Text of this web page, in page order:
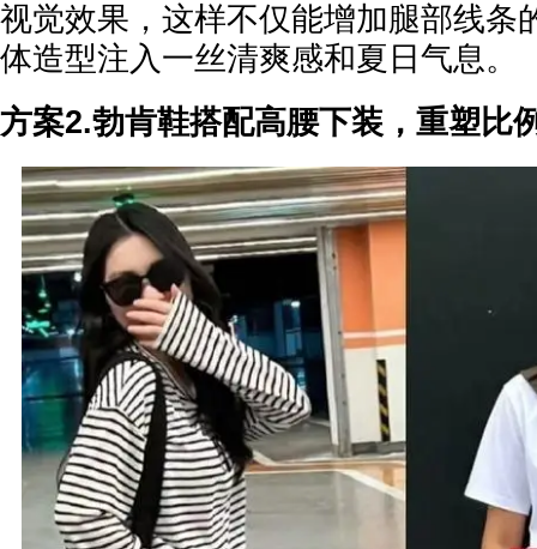
视觉效果，这样不仅能增加腿部线条
体造型注入一丝清爽感和夏日气息。
方案2.勃肯鞋搭配高腰下装，重塑比